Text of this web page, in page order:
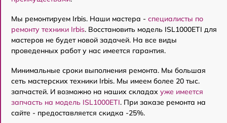
Мы ремонтируем Irbis. Наши мастера - специалисты по
ремонту техники Irbis. Восстановить модель ISL1000ETI для
мастеров не будет новой задачей. На все виды
проведенных работ у нас имеется гарантия.
Минимальные сроки выполнения ремонта. Мы большая
сеть мастерских техники Irbis. Мы имеем более 20 тыс.
запчастей. И возможно на наших складах уже имеется
запчасть на модель ISL1000ETI. При заказе ремонта на
сайте - предоставляется скидка -25%.